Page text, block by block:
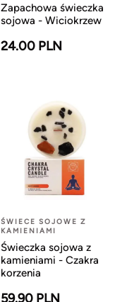
Zapachowa świeczka
sojowa - Wiciokrzew
24.00 PLN
ŚWIECE SOJOWE Z
KAMIENIAMI
Świeczka sojowa z
kamieniami - Czakra
korzenia
59.90 PLN